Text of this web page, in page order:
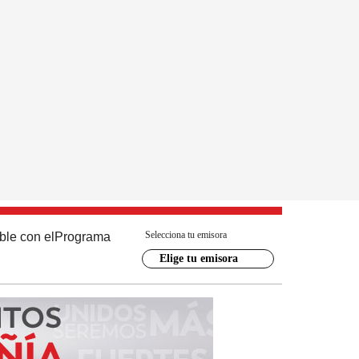
con el Programa Selecciona tu emisora
Elige tu emisora